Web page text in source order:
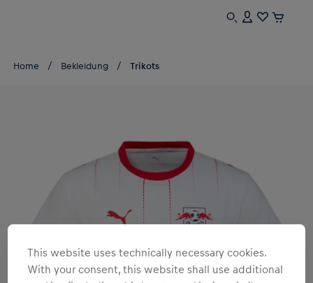
Home Bekleidung Trikots
This website uses technically necessary cookies.
With your consent, this website shall use additional